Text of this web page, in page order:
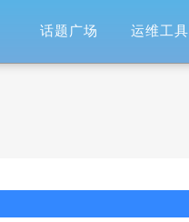
话题广场 运维工具